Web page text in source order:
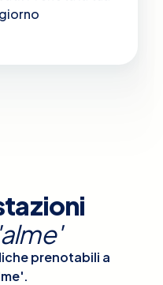
prenotabili a
.